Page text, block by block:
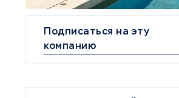
Подписаться на эту
компанию